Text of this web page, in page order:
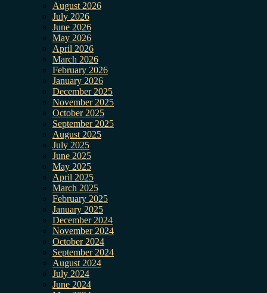
August 2026
July 2026
June 2026
May 2026
April 2026
March 2026
February 2026
January 2026
December 2025
November 2025
October 2025
September 2025
August 2025
July 2025
June 2025
May 2025
April 2025
March 2025
February 2025
January 2025
December 2024
November 2024
October 2024
September 2024
August 2024
July 2024
June 2024